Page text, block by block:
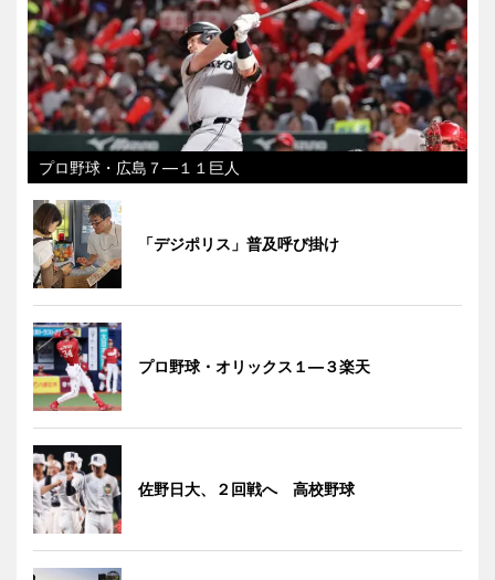
プロ野球・広島７―１１巨人
「デジポリス」普及呼び掛け
プロ野球・オリックス１―３楽天
佐野日大、２回戦へ 高校野球